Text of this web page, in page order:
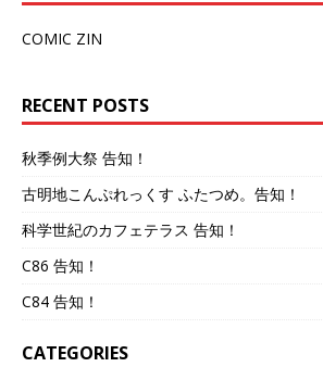
COMIC ZIN
RECENT POSTS
秋季例大祭 告知！
古明地こんぷれっくす ふたつめ。告知！
科学世紀のカフェテラス 告知！
C86 告知！
C84 告知！
CATEGORIES